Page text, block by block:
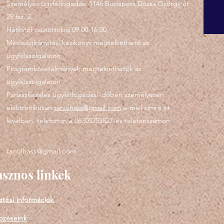
Személyes ügyfélfogadás: 1146 Budapest Dózsa György út
29 fsz. 2.
Hétfőtől-csütörtökig 09.00-16.00
Minőségirányítási kézikönyv megtekinthető az
ügyfélszolgálaton
Programkövetelmények megtekinthetők az
ügyfélszolgálaton
Panaszkezelés ügyfélfogadási időben személyesen
elektronikusantanulhass@gmail.come-mail címre írt
levélben, telefonon a 06305253827-es telefonszámon
tanulhass@gmail.com
linkek
információk